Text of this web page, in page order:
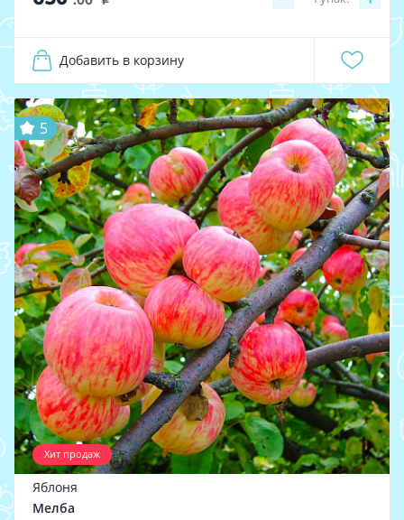
Добавить в корзину
Хит продаж
5
Яблоня
Мелба